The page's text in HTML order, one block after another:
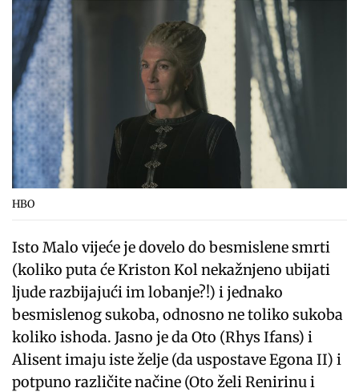
HBO
Isto Malo vijeće je dovelo do besmislene smrti
(koliko puta će Kriston Kol nekažnjeno ubijati
ljude razbijajući im lobanje?!) i jednako
besmislenog sukoba, odnosno ne toliko sukoba
koliko ishoda. Jasno je da Oto (Rhys Ifans) i
Alisent imaju iste želje (da uspostave Egona II) i
potpuno različite načine (Oto želi Renirinu i